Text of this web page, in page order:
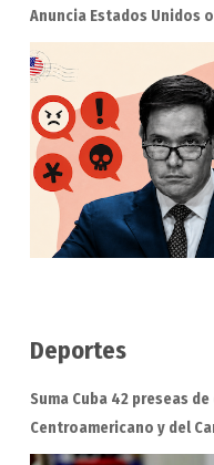
Anuncia Estados Unidos
Deportes
Suma Cuba 42 preseas
Centroamericano y del